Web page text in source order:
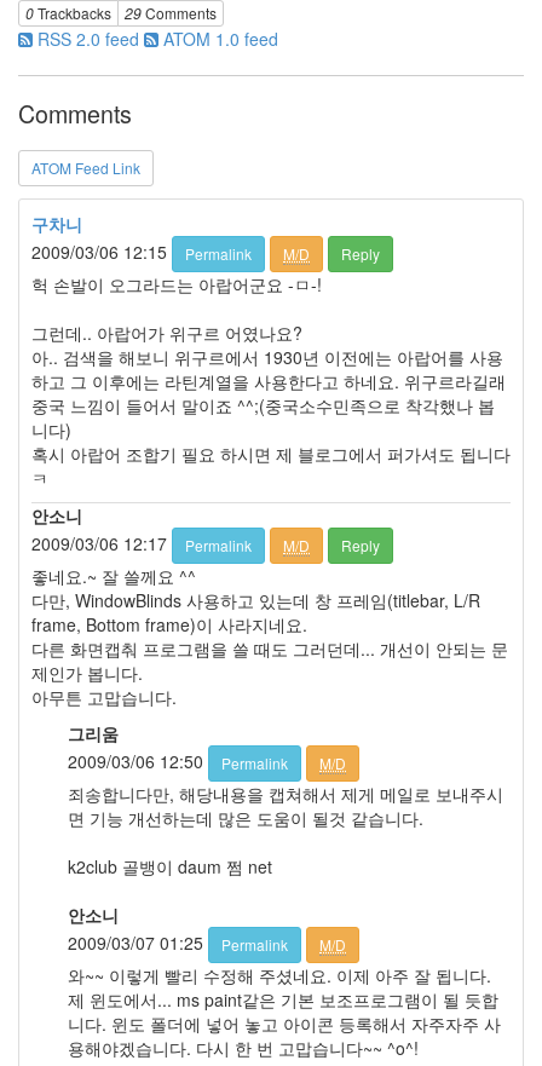
0Trackbacks 29Comments
RSS 2.0 feed ATOM 1.0 feed
Comments
ATOM Feed Link
구차니
2009/03/06 12:15
Permalink M/D Reply
헉 손발이 오그라드는 아랍어군요 -ㅁ-!
그런데.. 아랍어가 위구르 어였나요?
아.. 검색을 해보니 위구르에서 1930년 이전에는 아랍어를 사용
하고 그 이후에는 라틴계열을 사용한다고 하네요. 위구르라길래
중국 느낌이 들어서 말이죠 ^^;(중국소수민족으로 착각했나 봅
니다)
혹시 아랍어 조합기 필요 하시면 제 블로그에서 퍼가셔도 됩니다
ㅋ
안소니
2009/03/06 12:17
Permalink M/D Reply
좋네요.~ 잘 쓸께요 ^^
다만, WindowBlinds 사용하고 있는데 창 프레임(titlebar, L/R
frame, Bottom frame)이 사라지네요.
다른 화면캡춰 프로그램을 쓸 때도 그러던데... 개선이 안되는 문
제인가 봅니다.
아무튼 고맙습니다.
그리움
2009/03/06 12:50
Permalink M/D
죄송합니다만, 해당내용을 캡쳐해서 제게 메일로 보내주시
면 기능 개선하는데 많은 도움이 될것 같습니다.
k2club 골뱅이 daum 쩜 net
안소니
2009/03/07 01:25
Permalink M/D
와~~ 이렇게 빨리 수정해 주셨네요. 이제 아주 잘 됩니다.
제 윈도에서... ms paint같은 기본 보조프로그램이 될 듯합
니다. 윈도 폴더에 넣어 놓고 아이콘 등록해서 자주자주 사
용해야겠습니다. 다시 한 번 고맙습니다~~ ^o^!
활
용
My
32
Beautiful
1
RTC
1
임
이
야
기
23
대
항
해
시
대
3
텍
스
트
머
드